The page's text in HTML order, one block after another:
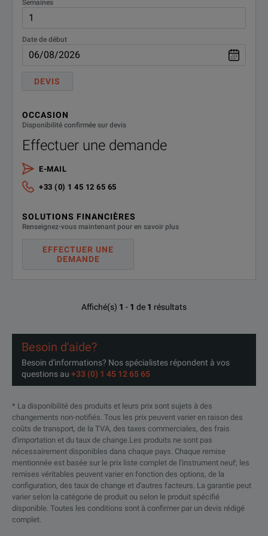
Semaines
Date de début
DEVIS
OCCASION
Disponibilité confirmée sur devis
Effectuer une demande
E-MAIL
+33 (0) 1 45 12 65 65
SOLUTIONS FINANCIÈRES
Renseignez-vous maintenant pour en savoir plus
EFFECTUER UNE
DEMANDE
Affiché(s) 1 - 1 de 1 résultats
Besoin d'aide?
Besoin d'informations? Nos spécialistes répondent à vos
questions au +33 (0) 1 45 12 65 65
* La disponibilité des produits et leurs prix sont sujets à des
changements non-notifiés. Tous les prix peuvent varier en raison des
coûts de transport, de la TVA, des taxes commerciales, des frais
d'importation et du taux de change.Les produits ne sont pas
nécessairement disponibles dans chaque pays. Chaque remise
mentionnée est basée sur le prix liste complet de l'instrument neuf; les
remises véritables peuvent varier en fonction des options, de la
configuration, des taux de change et d'autres facteurs. La garantie peut
varier selon la catégorie de produit ou selon le produit spécifié
disponible. Toutes les conditions sont à confirmer par un devis rédigé
complet.